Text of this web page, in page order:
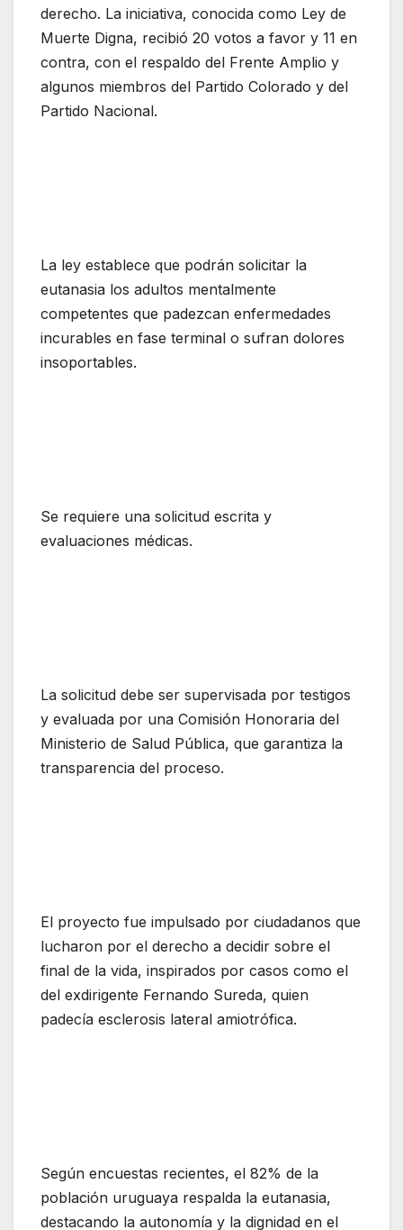
derecho. La iniciativa, conocida como Ley de
Muerte Digna, recibió 20 votos a favor y 11 en
contra, con el respaldo del Frente Amplio y
algunos miembros del Partido Colorado y del
Partido Nacional.
La ley establece que podrán solicitar la
eutanasia los adultos mentalmente
competentes que padezcan enfermedades
incurables en fase terminal o sufran dolores
insoportables.
Se requiere una solicitud escrita y
evaluaciones médicas.
La solicitud debe ser supervisada por testigos
y evaluada por una Comisión Honoraria del
Ministerio de Salud Pública, que garantiza la
transparencia del proceso.
El proyecto fue impulsado por ciudadanos que
lucharon por el derecho a decidir sobre el
final de la vida, inspirados por casos como el
del exdirigente Fernando Sureda, quien
padecía esclerosis lateral amiotrófica.
Según encuestas recientes, el 82% de la
población uruguaya respalda la eutanasia,
destacando la autonomía y la dignidad en el